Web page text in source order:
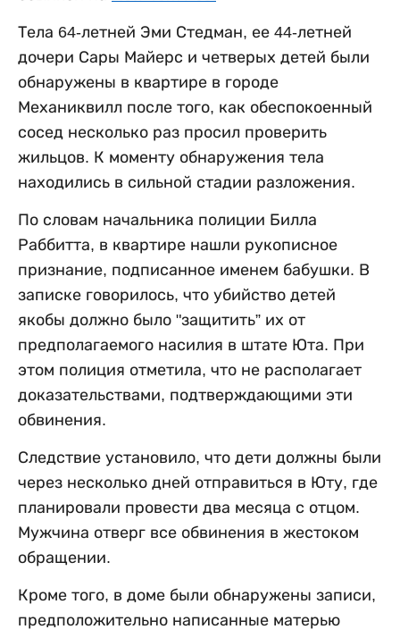
Тела 64-летней Эми Стедман, ее 44-летней
дочери Сары Майерс и четверых детей были
обнаружены в квартире в городе
Механиквилл после того, как обеспокоенный
сосед несколько раз просил проверить
жильцов. К моменту обнаружения тела
находились в сильной стадии разложения.
По словам начальника полиции Билла
Раббитта, в квартире нашли рукописное
признание, подписанное именем бабушки. В
записке говорилось, что убийство детей
якобы должно было "защитить” их от
предполагаемого насилия в штате Юта. При
этом полиция отметила, что не располагает
доказательствами, подтверждающими эти
обвинения.
Следствие установило, что дети должны были
через несколько дней отправиться в Юту, где
планировали провести два месяца с отцом.
Мужчина отверг все обвинения в жестоком
обращении.
Кроме того, в доме были обнаружены записи,
предположительно написанные матерью